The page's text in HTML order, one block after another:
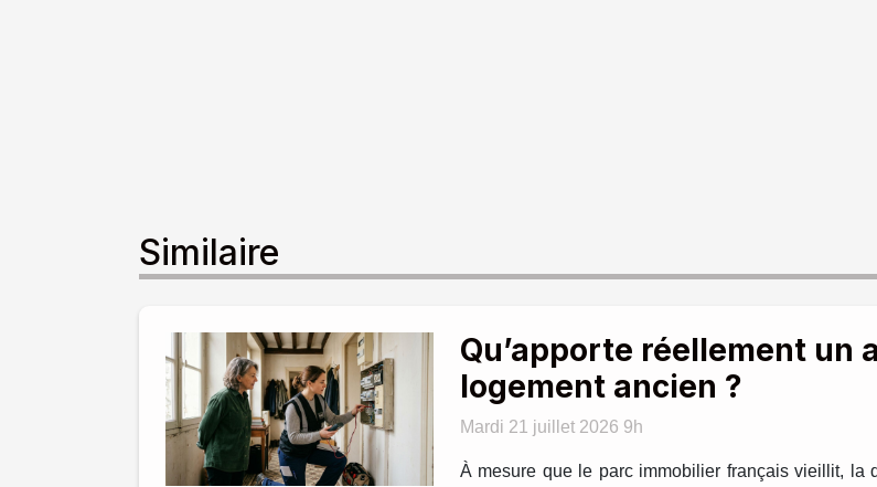
Similaire
Qu’apporte réellement un
logement ancien ?
Mardi 21 juillet 2026 9h
À mesure que le parc immobilier français vieillit, la